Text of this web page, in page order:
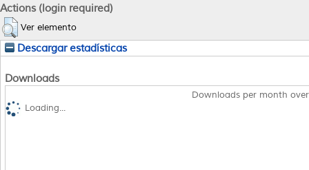
Actions (login required)
Ver elemento
Descargar estadísticas
Downloads
Downloads per month
Loading...